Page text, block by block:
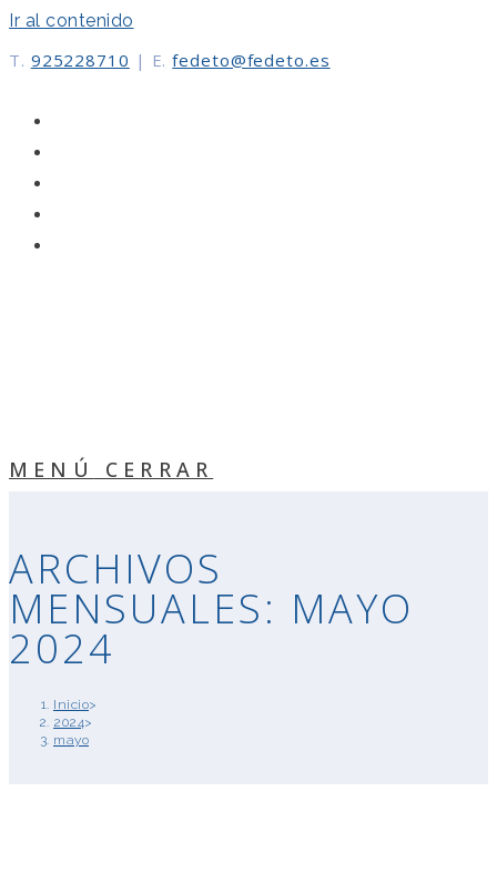
Ir al contenido
T. 925228710 | E. fedeto@fedeto.es
MENÚ CERRAR
ARCHIVOS
MENSUALES: MAYO
2024
Inicio>
2024>
mayo